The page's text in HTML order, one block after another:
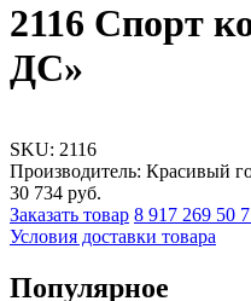
2116 Спорт
ДС»
SKU: 2116
Производитель: Красивый
30 734 руб.
Заказать товар 8 917 269 50
Условия доставки товара
Популярное